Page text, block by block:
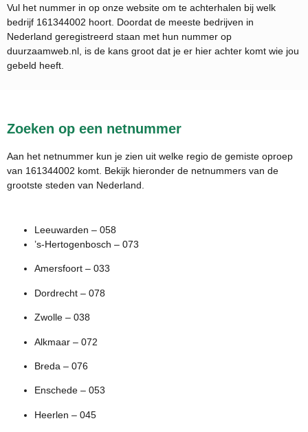
Vul het nummer in op onze website om te achterhalen bij welk
bedrijf 161344002 hoort. Doordat de meeste bedrijven in
Nederland geregistreerd staan met hun nummer op
duurzaamweb.nl, is de kans groot dat je er hier achter komt wie jou
gebeld heeft.
Zoeken op een netnummer
Aan het netnummer kun je zien uit welke regio de gemiste oproep
van 161344002 komt. Bekijk hieronder de netnummers van de
grootste steden van Nederland.
Leeuwarden – 058
’s-Hertogenbosch – 073
Amersfoort – 033
Dordrecht – 078
Zwolle – 038
Alkmaar – 072
Breda – 076
Enschede – 053
Heerlen – 045